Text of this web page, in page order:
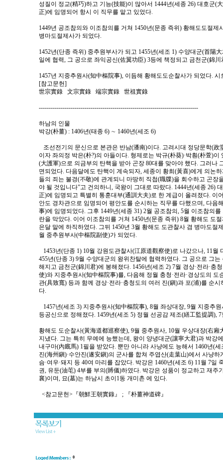
성질이 정교(精巧)하고 기능(技能)이 많아서 1444년(세종 26) 대호군(
正)에 임명되어 항시 이 직무를 맡고 있었다.
1449년 공조참의와 이조참의를 거쳐 1450년(문종 즉위) 황해도도절
병마도절제사가 되었다.
1452년(단종 즉위) 중추원부사가 되고 1455년(세조 1) 수양대군(首陽
일에 협력, 그 공으로 좌익공신(佐翼功臣) 3등에 책정되고 금천군(錦
1457년 지중추원사(知中樞院事), 이듬해 황해도도순찰사가 되었다.
[참고문헌]
世宗實錄 文宗實錄 端宗實錄 世祖實錄
--------------------------------------------------------------------------------
하남의 인물
박강(朴薑) : 1406년(태종 6) ∼ 1460년(세조 6)
조선전기의 문신으로 본관은 반남(潘南)이다. 고려시대 정당문학(政
이자 좌의정 박은(朴?)의 아들이다. 형제로는 박규(朴葵)·박훤(朴萱)이
(大護軍)으로 의금부의 탄핵을 받아 곤장 80대를 맞아야 했다. 그러나
면되었다. 다음달에도 탄핵이 계속되자, 세종이 황희(黃喜)에게 의논
들의 죄는 불경(不敬)에 관계되니 마땅히 직첩(職牒)을 회수하고 곤장
야 될 것입니다”고 건의하니, 국왕이 그대로 따랐다. 1444년(세종 26)
正)에 임명되고 특별히 통훈대부(通訓大夫)로 한 계급이 올려졌다. 이
안도 경차관으로 임명되어 평안도를 순시하는 직무를 다했으며, 다음
事)에 임명되었다. 그후 1449년(세종 31) 2월 공조참의, 5월 이조참의
란을 막았다. 이어 이조참의를 거쳐 1450년(문종 즉위) 8월 황해도 도
은달 말에 하직하였다. 그뒤 1450년 3월 황해도 도관찰사 겸 병마도절
월 중추원부사(中樞院副使)가 되었다.
1453년(단종 1) 10월 강원도관찰사(江原道觀察使)로 나갔으나, 11월
455년(단종 3) 9월 수양대군의 왕위찬탈에 협력하였다. 그 공으로 그
해지고 금천군(錦川君)에 봉해졌다. 1456년(세조 2) 7월 경상·전라·충
使)와 지중추원사(知中樞院事)를, 다음해 정월 충청·전라·경상도의
관(具致寬) 등과 함께 경상·전라·충청도의 여러 진(鎭)과 포(浦)를 순
다.
1457년(세조 3) 지중추원사(知中樞院事), 8월 좌상대장, 9월 지중추
등공신으로 정해졌다. 1459년(세조 5) 정월 선공감 제조(繕工監提調), 7
황해도 도순찰사(黃海道都巡察使), 9월 중추원사, 10월 우상대장(右廂
지냈다. 그는 특히 무예에 능했는데, 왕이 양녕대군(讓寧大君)과 박강
내구마(內廐馬) 1필을 받았다. 뿐만 아니라 사냥에도 능해서 1460년(
진(海州鎭)·수안진(遂安鎭)의 군사를 합쳐 주엽산(走葉山)에서 사냥하
슴·여우·돼지 등 40여 마리를 잡았다. 박강은 1460년(세조 6) 11월 7일
권, 유둔(油芚) 4부를 부의(賻儀)하였다. 박강은 성품이 정교하고 재주
襄)이며, 묘(墓)는 하남시 초이1동 개미촌 에 있다.
<참고문헌>『朝鮮王朝實錄』 ; 『朴薑神道碑』
0